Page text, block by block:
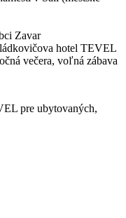
Zavar
hotel TEVEL
večera, voľná zábava
pre ubytovaných,